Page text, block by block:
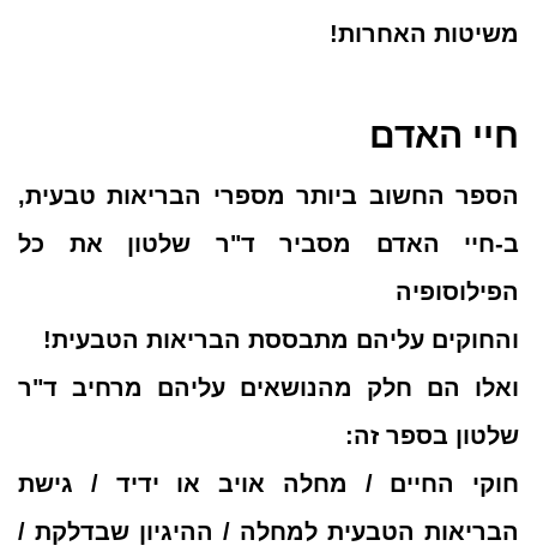
משיטות האחרות!
חיי האדם
הספר החשוב ביותר מספרי הבריאות טבעית,
ב-חיי האדם מסביר ד"ר שלטון את כל
הפילוסופיה
והחוקים עליהם מתבססת הבריאות הטבעית!
ואלו הם חלק מהנושאים עליהם מרחיב ד"ר
שלטון בספר זה:
חוקי החיים / מחלה אויב או ידיד / גישת
הבריאות הטבעית למחלה / ההיגיון שבדלקת /